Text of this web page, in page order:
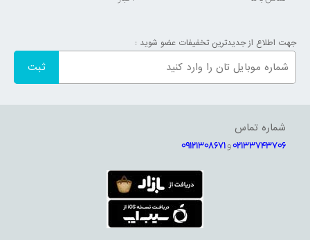
جهت اطلاع از جدیدترین تخفیفات عضو شوید :
شماره تماس
02133743706و09121308671